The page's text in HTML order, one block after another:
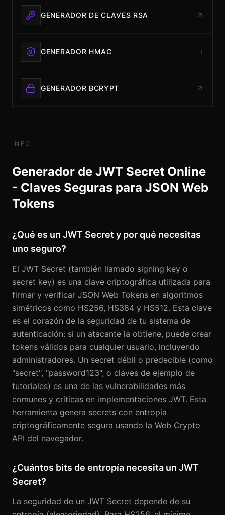
GENERADOR DE CLAVES RSA
GENERADOR HMAC
GENERADOR BCRYPT
INFO
Generador de JWT Secret Online
- Claves Seguras para JSON Web
Tokens
¿Qué es un JWT Secret y por qué necesitas
uno seguro?
El JWT Secret (también llamado signing key o
secret key) es una clave criptográfica utilizada para
firmar y verificar JSON Web Tokens en algoritmos
simétricos como HS256, HS384 y HS512. Esta clave
es el corazón de la seguridad de tu sistema de
autenticación: si un atacante la obtiene, puede crear
tokens válidos para cualquier usuario, incluyendo
administradores. Un secret débil o predecible (como
"secret", "password123", o claves de ejemplo de
tutoriales) es una de las vulnerabilidades más
comunes y críticas en implementaciones JWT. Esta
herramienta genera secrets con entropía
criptográficamente segura usando la Web Crypto
API del navegador.
¿Cuántos bits de entropía necesita un JWT
Secret?
La seguridad de un JWT Secret depende de su